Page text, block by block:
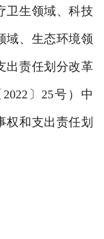
卫生领域、科技
域、生态环境领
出责任划分改革
2022 〕25号）中
权和支出责任划